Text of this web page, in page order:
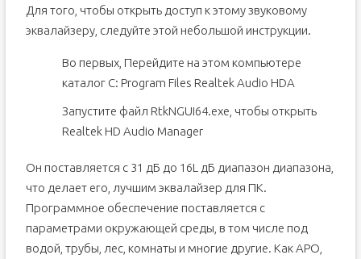
Для того, чтобы открыть доступ к этому звуковому
эквалайзеру, следуйте этой небольшой инструкции.
Во первых, Перейдите на этом компьютере
каталог C: Program Files Realtek Audio HDA
Запустите файл RtkNGUI64.exe, чтобы открыть
Realtek HD Audio Manager
Он поставляется с 31 дБ до 16L дБ диапазон диапазона,
что делает его, лучшим эквалайзер для ПК.
Программное обеспечение поставляется с
параметрами окружающей среды, в том числе под
водой, трубы, лес, комнаты и многие другие. Как APO,